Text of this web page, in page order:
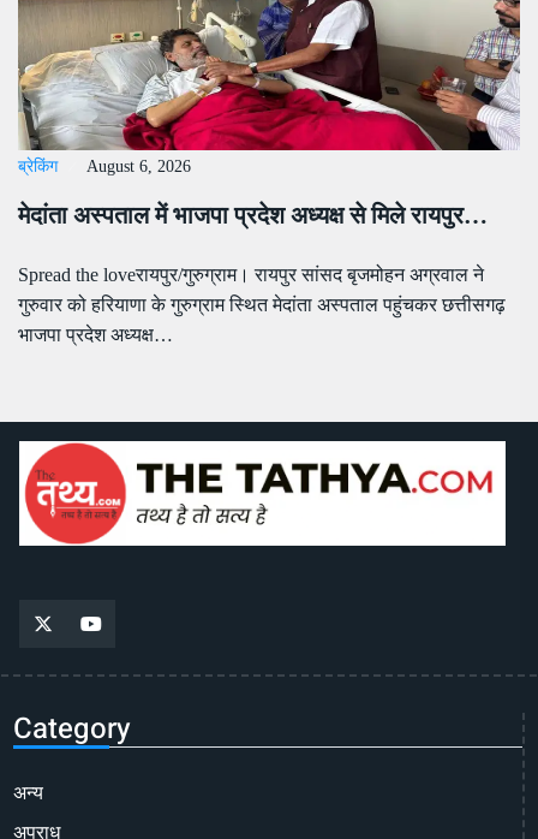
ब्रेकिंग August 6, 2026
मेदांता अस्पताल में भाजपा प्रदेश अध्यक्ष से मिले रायपुर…
Spread the loveरायपुर/गुरुग्राम। रायपुर सांसद बृजमोहन अग्रवाल ने
गुरुवार को हरियाणा के गुरुग्राम स्थित मेदांता अस्पताल पहुंचकर छत्तीसगढ़
भाजपा प्रदेश अध्यक्ष…
Category
अन्य
अपराध